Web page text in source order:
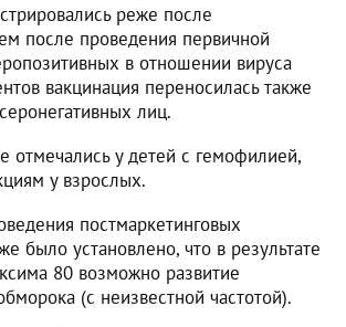
реже после
после проведения первичной
в отношении вируса
вакцинация переносилась также
лиц.
отмечались у детей с гемофилией,
у взрослых.
постмаркетинговых
было установлено, что в результате
80 возможно развитие
(с неизвестной частотой).